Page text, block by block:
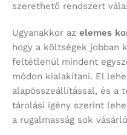
szerethető rendszert
Ugyanakkor az elemes
hogy a költségek jobban
feltétlenül mindent
módon kialakítani. El
alapösszeállítással, és a
tárolási igény szerint
a rugalmasság sok